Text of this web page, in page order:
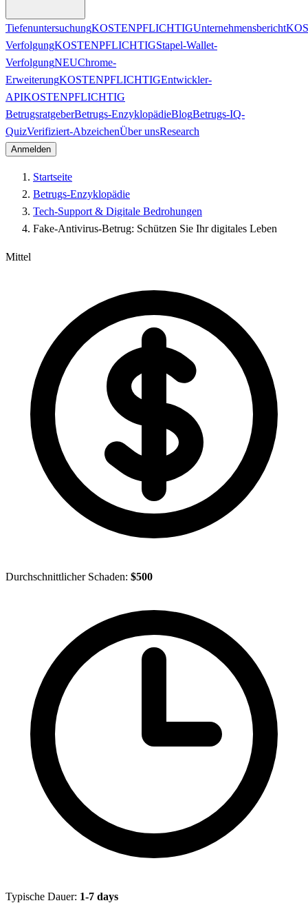
TiefenuntersuchungKOSTENPFLICHTIGUnternehmensbericht
VerfolgungKOSTENPFLICHTIGStapel-Wallet-
VerfolgungNEUChrome-
ErweiterungKOSTENPFLICHTIGEntwickler-
APIKOSTENPFLICHTIG
BetrugsratgeberBetrugs-EnzyklopädieBlogBetrugs-IQ-
QuizVerifiziert-AbzeichenÜber unsResearch
Anmelden
Startseite
Betrugs-Enzyklopädie
Tech-Support & Digitale Bedrohungen
Fake-Antivirus-Betrug: Schützen Sie Ihr digitales Leben
Mittel
Durchschnittlicher Schaden: $500
Typische Dauer: 1-7 days